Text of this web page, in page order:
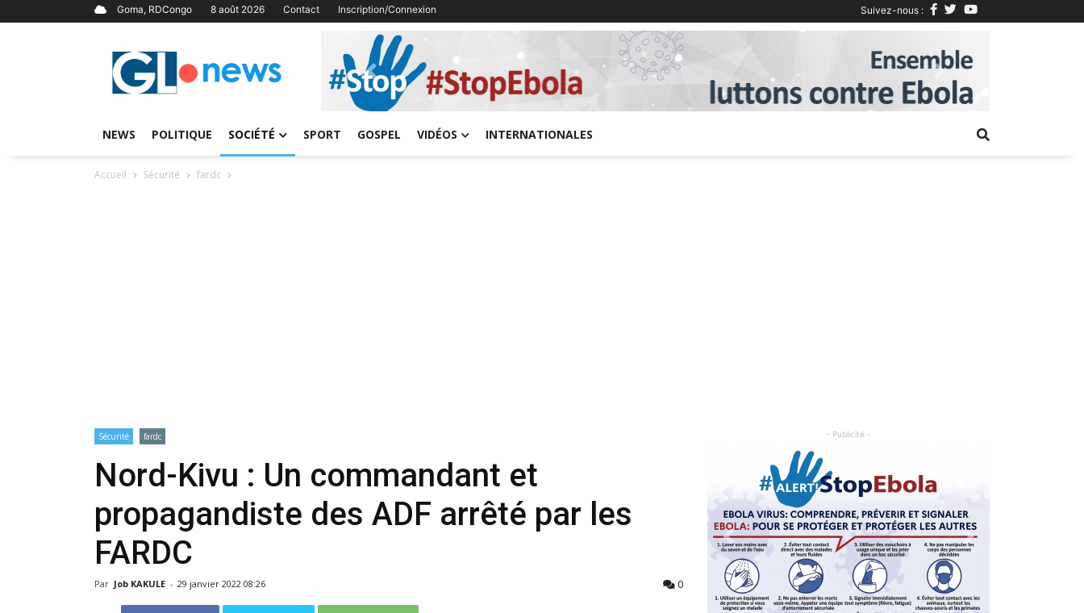
Goma, RDCongo 8 août 2026 Contact Inscription/Connexion Suivez-nous :
Previous Next
NEWS POLITIQUE SOCIÉTÉ SPORT GOSPEL VIDÉOS INTERNATIONALES
Accueil Sécurité fardc
Sécurité fardc
Nord-Kivu : Un commandant et
propagandiste des ADF arrêté par les
FARDC
Par Job KAKULE - 29 janvier 2022 08:26 0
- Publicité -
Previous Next